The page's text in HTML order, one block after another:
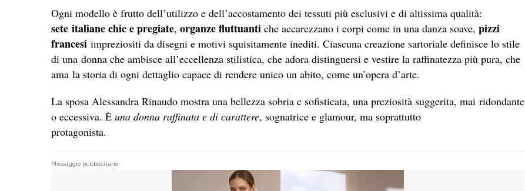
Ogni modello è frutto dell’utilizzo e dell’accostamento dei tessuti più esclusivi e di altissima qualità:
sete italiane chic e pregiate, organze fluttuanti che accarezzano i corpi come in una danza soave, pizzi
francesi impreziositi da disegni e motivi squisitamente inediti. Ciascuna creazione sartoriale definisce lo stile
di una donna che ambisce all’eccellenza stilistica, che adora distinguersi e vestire la raffinatezza più pura, che
ama la storia di ogni dettaglio capace di rendere unico un abito, come un’opera d’arte.
La sposa Alessandra Rinaudo mostra una bellezza sobria e sofisticata, una preziosità suggerita, mai ridondante
o eccessiva. È una donna raffinata e di carattere, sognatrice e glamour, ma soprattutto
protagonista.
Messaggio pubblicitario